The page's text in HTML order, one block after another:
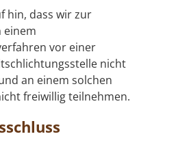
hin, dass wir zur
einem
vor einer
nicht
an einem solchen
freiwillig teilnehmen.